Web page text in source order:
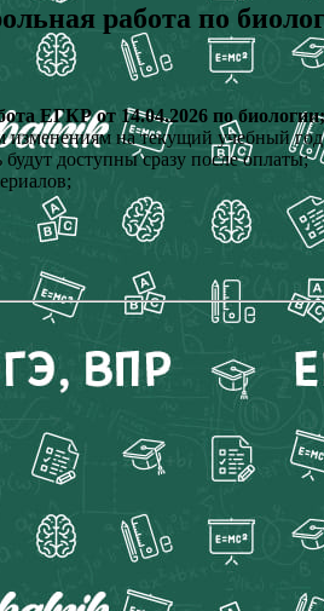
работа по
ЕГКР от 14.04.2026 по биологии;
изменениям на текущий учебный
доступны сразу после оплаты;